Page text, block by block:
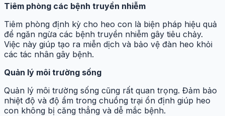
Tiêm phòng các bệnh truyền nhiễm
Tiêm phòng định kỳ cho heo con là biện pháp hiệu quả
để ngăn ngừa các bệnh truyền nhiễm gây tiêu chảy.
Việc này giúp tạo ra miễn dịch và bảo vệ đàn heo khỏi
các tác nhân gây bệnh.
Quản lý môi trường sống
Quản lý môi trường sống cũng rất quan trọng. Đảm bảo
nhiệt độ và độ ẩm trong chuồng trại ổn định giúp heo
con không bị căng thẳng và dễ mắc bệnh.